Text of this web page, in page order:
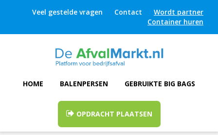
Veel gestelde vragen Contact
Wordt partner
Container huren
HOME BALENPERSEN GEBRUIKTE BIG BAGS
OPDRACHT PLAATSEN